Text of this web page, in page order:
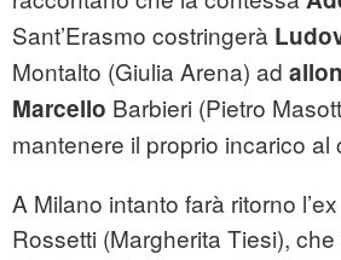
Sant’Erasmo costringerà
Montalto (Giulia Arena) ad
Marcello Barbieri (Pietro
mantenere il proprio incarico al
A Milano intanto farà ritorno
Rossetti (Margherita Tiesi),